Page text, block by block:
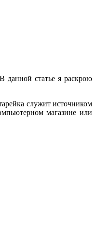
данной статье я раскрою
служит источником
магазине или